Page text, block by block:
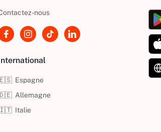
nous
Espagne
Allemagne
Italie